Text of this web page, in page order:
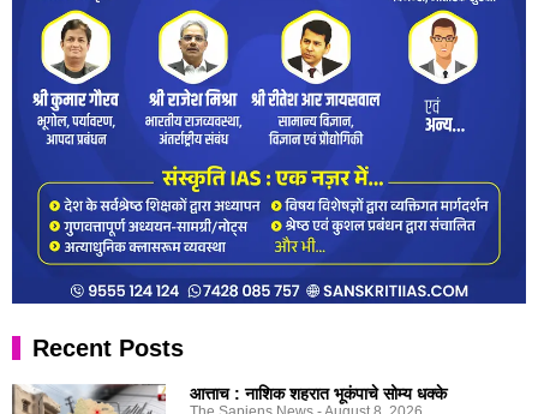
Recent Posts
आत्ताच : नाशिक शहरात भूकंपाचे सोम्य धक्के